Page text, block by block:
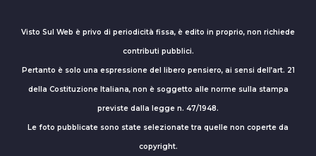
Visto Sul Web è privo di periodicità fissa, è edito in proprio, non richiede
contributi pubblici.
Pertanto è solo una espressione del libero pensiero, ai sensi dell’art. 21
della Costituzione Italiana, non è soggetto alle norme sulla stampa
previste dalla legge n. 47/1948.
Le foto pubblicate sono state selezionate tra quelle non coperte da
copyright.